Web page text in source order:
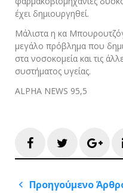
έχει δημιουργηθεί.
Μάλιστα η κα
μεγάλο πρόβλημα που
στα νοσοκομεία και τις
συστήματος υγείας.
ALPHA NEWS 95,5
FacebookTwitter
Πλοήγηση
Προηγούμενο